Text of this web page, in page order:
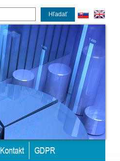
Hľadať
Kontakt
GDPR